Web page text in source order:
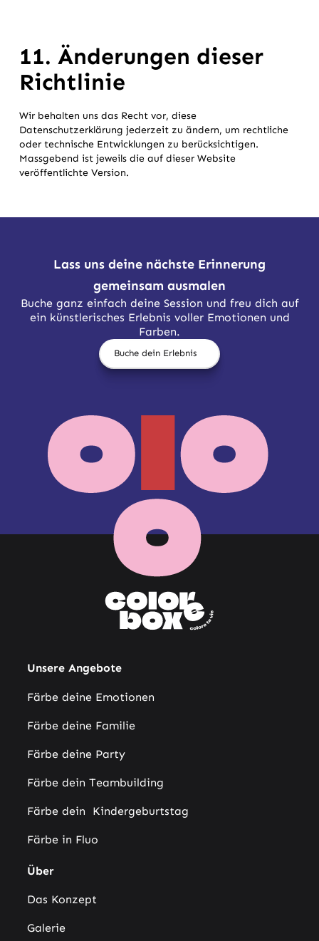
11. Änderungen dieser
Richtlinie
Wir behalten uns das Recht vor, diese
Datenschutzerklärung jederzeit zu ändern, um rechtliche
oder technische Entwicklungen zu berücksichtigen.
Massgebend ist jeweils die auf dieser Website
veröffentlichte Version.
Lass uns deine nächste Erinnerung
gemeinsam ausmalen
Buche ganz einfach deine Session und freu dich auf
ein künstlerisches Erlebnis voller Emotionen und
Farben.
Buche dein Erlebnis
Unsere Angebote
Färbe deine Emotionen
Färbe deine Familie
Färbe deine Party
Färbe dein Teambuilding
Färbe dein Kindergeburtstag
Färbe in Fluo
Über
Das Konzept
Galerie